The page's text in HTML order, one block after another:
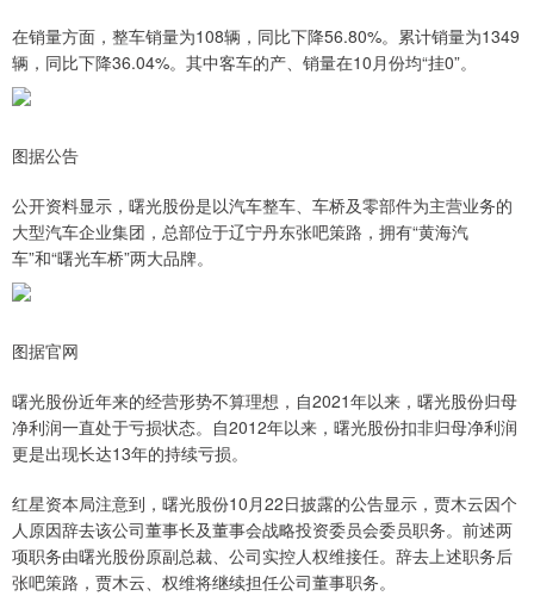
在销量方面，整车销量为108辆，同比下降56.80%。累计销量为1349
辆，同比下降36.04%。其中客车的产、销量在10月份均“挂0”。
图据公告
公开资料显示，曙光股份是以汽车整车、车桥及零部件为主营业务的
大型汽车企业集团，总部位于辽宁丹东张吧策路，拥有“黄海汽
车”和“曙光车桥”两大品牌。
图据官网
曙光股份近年来的经营形势不算理想，自2021年以来，曙光股份归母
净利润一直处于亏损状态。自2012年以来，曙光股份扣非归母净利润
更是出现长达13年的持续亏损。
红星资本局注意到，曙光股份10月22日披露的公告显示，贾木云因个
人原因辞去该公司董事长及董事会战略投资委员会委员职务。前述两
项职务由曙光股份原副总裁、公司实控人权维接任。辞去上述职务后
张吧策路，贾木云、权维将继续担任公司董事职务。